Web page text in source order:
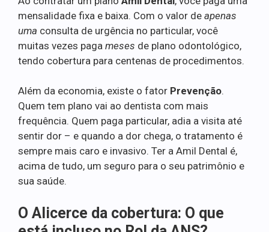
mensalidade fixa e baixa. Com o valor de apenas
uma consulta de urgência no particular, você
muitas vezes paga meses de plano odontológico,
tendo cobertura para centenas de procedimentos.
Além da economia, existe o fator Prevenção.
Quem tem plano vai ao dentista com mais
frequência. Quem paga particular, adia a visita até
sentir dor – e quando a dor chega, o tratamento é
sempre mais caro e invasivo. Ter a Amil Dental é,
acima de tudo, um seguro para o seu patrimônio e
sua saúde.
O Alicerce da cobertura: O que